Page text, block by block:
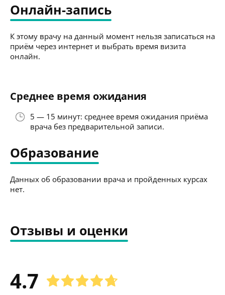
Онлайн-запись
К этому врачу на данный момент нельзя записаться на
приём через интернет и выбрать время визита
онлайн.
Среднее время ожидания
5 — 15 минут: среднее время ожидания приёма
врача без предварительной записи.
Образование
Данных об образовании врача и пройденных курсах
нет.
Отзывы и оценки
4.7